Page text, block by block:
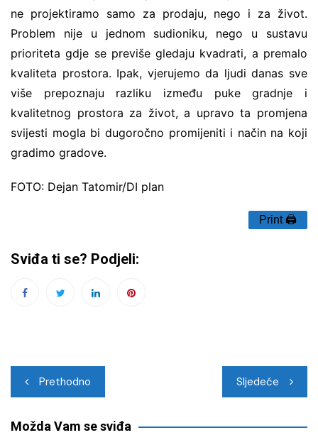
ne projektiramo samo za prodaju, nego i za život.
Problem nije u jednom sudioniku, nego u sustavu
prioriteta gdje se previše gledaju kvadrati, a premalo
kvaliteta prostora. Ipak, vjerujemo da ljudi danas sve
više prepoznaju razliku između puke gradnje i
kvalitetnog prostora za život, a upravo ta promjena
svijesti mogla bi dugoročno promijeniti i način na koji
gradimo gradove.
FOTO: Dejan Tatomir/DI plan
Print 🖨
Sviđa ti se? Podjeli:
Navigacija
objava
Prethodno Sljedeće
Možda Vam se sviđa